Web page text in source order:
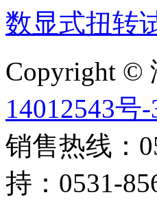
数显式扭转
Copyright ©
14012543号-
销售热线：
持：0531-